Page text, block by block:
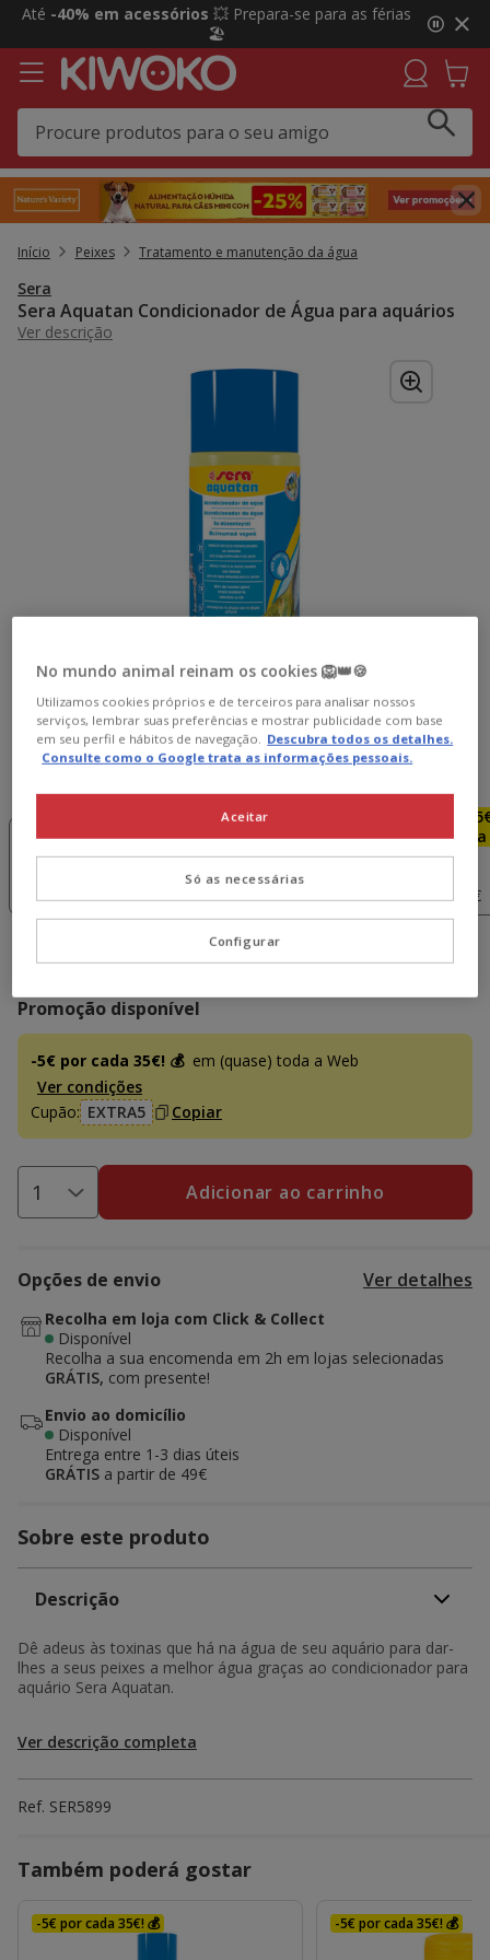
2
3,
mensagem,
Até -40% em acessórios 💥 Prepara-se para as férias
🏖️
Início Peixes Tratamento e manutenção da água
Sera
Sera Aquatan Condicionador de Água para aquários
Ver descrição
100 ml
cada 35€! 💰
250 ml
-5€ por
cada 35€! 💰
10.39€
500 ml
cada 35€! 💰
5 L
-
cada
63.99€
Promoção disponível
-5€ por cada 35€! 💰 em (quase) toda a Web
Ver condições
Cupão: EXTRA5 Copiar
19.19€
Adicionar ao carrinho
Opções de envio Ver detalhes
Recolha em loja com Click & Collect
Disponível
Recolha a sua encomenda em 2h em lojas selecionadas
GRÁTIS, com presente!
Envio ao domicílio
Disponível
Entrega entre 1-3 dias úteis
GRÁTIS a partir de 49€
Sobre este produto
Descrição
Dê adeus às toxinas que há na água de seu aquário para dar-
lhes a seus peixes a melhor água graças ao condicionador para
aquário Sera Aquatan.
Ver descrição completa
Ref. SER5899
Também poderá gostar
-5€ por cada 35€! 💰 -5€ por cada 35€! 💰
No mundo animal reinam os cookies 🦁👑🍪
Utilizamos cookies próprios e de terceiros para analisar nossos
serviços, lembrar suas preferências e mostrar publicidade com base
em seu perfil e hábitos de navegação. Descubra todos os detalhes.
Consulte como o Google trata as informações pessoais.
Só as necessárias
Aceitar
Configurar